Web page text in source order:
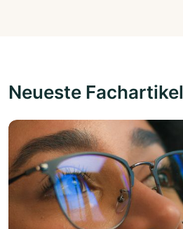
Neueste Fachartikel